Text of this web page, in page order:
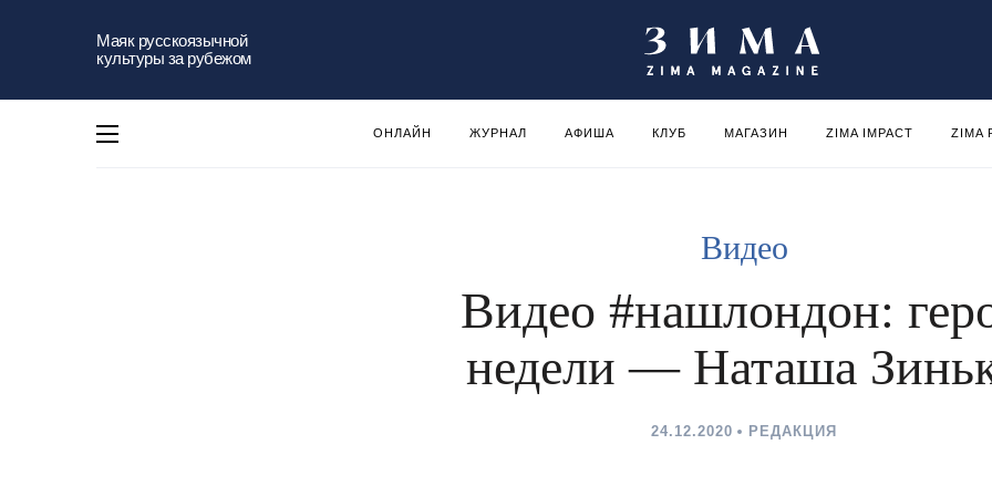
Маяк русскоязычной
культуры за рубежом
ОНЛАЙН ЖУРНАЛ АФИША КЛУБ МАГАЗИН ZIMA IMPACT ZIMA
Видео
Видео #нашлондон:
недели — Наташа
24.12.2020 РЕДАКЦИЯ